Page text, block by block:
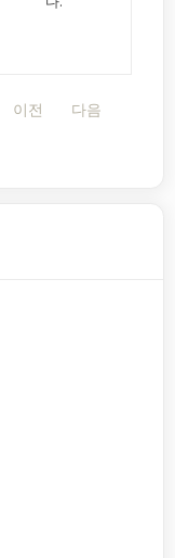
이전 다음